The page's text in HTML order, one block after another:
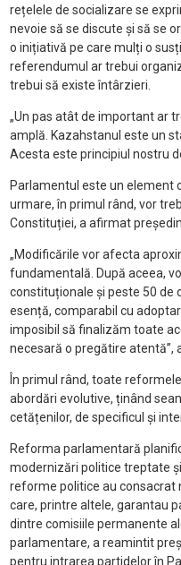
rețelele de socializare se
nevoie să se discute și să se
o inițiativă pe care mulți o
referendumul ar trebui
trebui să existe întârzieri.
„Un pas atât de important ar
amplă. Kazahstanul este un
Acesta este principiul nostru
Parlamentul este un element
urmare, în primul rând, vor
Constituției, a afirmat
„Modificările vor afecta
fundamentală. După aceea,
constituționale și peste 50 de
esență, comparabil cu
imposibil să finalizăm toate
necesară o pregătire atentă”,
În primul rând, toate
abordări evolutive, ținând
cetățenilor, de specificul și
Reforma parlamentară
modernizări politice treptate
reforme politice au consacrat
care, printre altele, garantau
dintre comisiile permanente
parlamentare, a reamintit
pentru intrarea partidelor în